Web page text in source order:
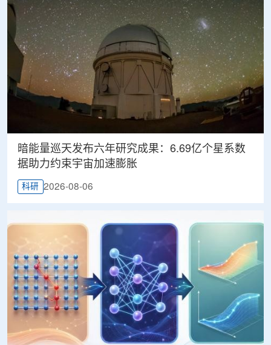
暗能量巡天发布六年研究成果：6.69亿个星系数
据助力约束宇宙加速膨胀
科研 2026-08-06